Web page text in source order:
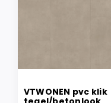
VTWONEN pvc klik